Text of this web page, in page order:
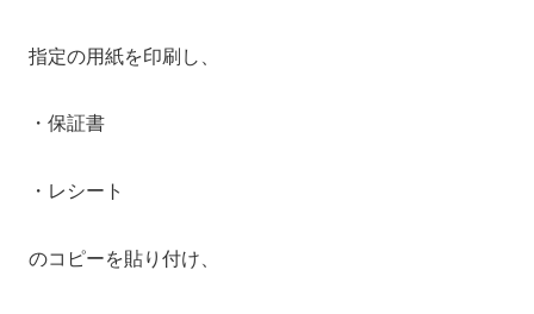
指定の用紙を印刷し、
・保証書
・レシート
のコピーを貼り付け、